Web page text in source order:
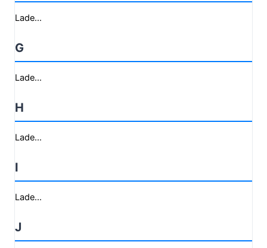
Lade...
G
Lade...
H
Lade...
I
Lade...
J